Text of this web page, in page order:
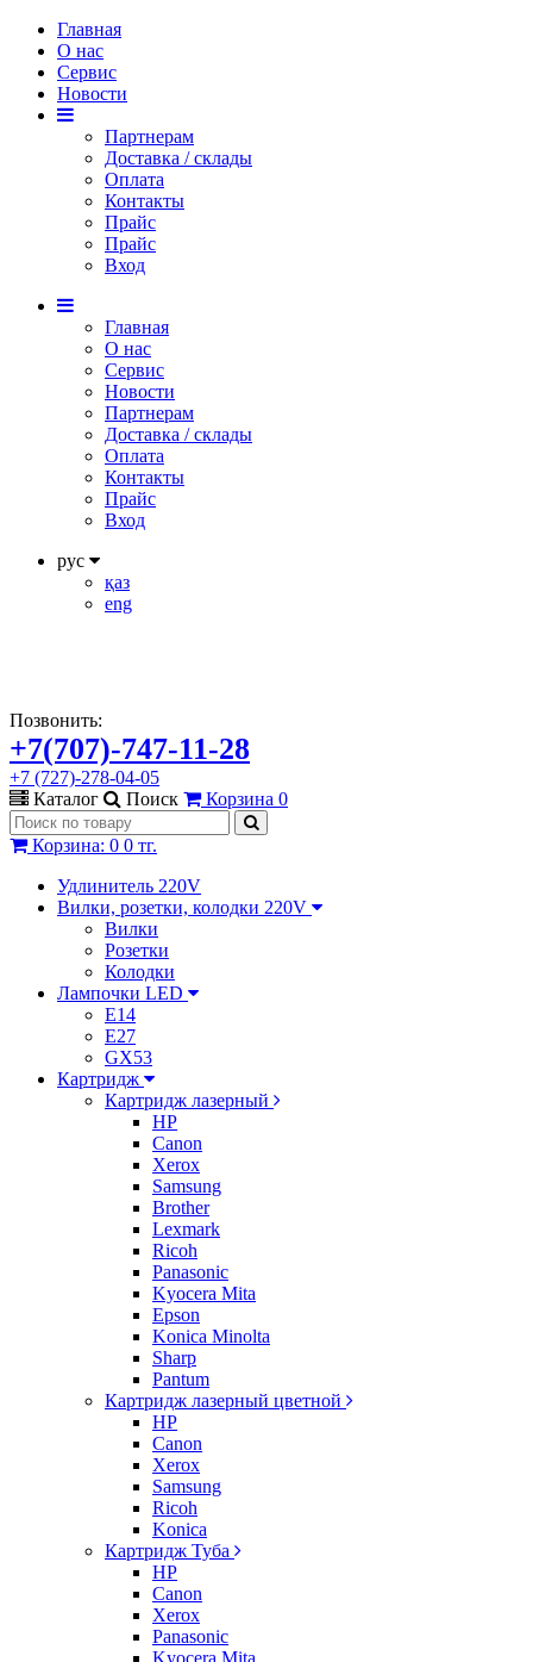
Главная
О нас
Сервис
Новости
Партнерам
Доставка / склады
Оплата
Контакты
Прайс
Прaйс
Вход
Главная
О нас
Сервис
Новости
Партнерам
Доставка / склады
Оплата
Контакты
Прайс
Вход
рус
қаз
eng
Позвонить:
+7(707)-747-11-28
+7 (727)-278-04-05
Каталог
Поиск Корзина 0
Корзина: 0 0 тг.
Удлинитель 220V
Вилки, розетки, колодки 220V
Вилки
Розетки
Колодки
Лампочки LED
E14
E27
GX53
Картридж
Картридж лазерный
HP
Canon
Xerox
Samsung
Brother
Lexmark
Ricoh
Panasonic
Kyocera Mita
Epson
Konica Minolta
Sharp
Pantum
Картридж лазерный цветной
HP
Canon
Xerox
Samsung
Ricoh
Konica
Картридж Туба
HP
Canon
Xerox
Panasonic
Kyocera Mita